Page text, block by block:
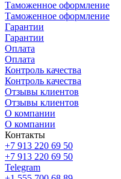
Таможенное оформление
Таможенное оформление
Гарантии
Гарантии
Оплата
Оплата
Контроль качества
Контроль качества
Отзывы клиентов
Отзывы клиентов
О компании
О компании
Контакты
+7 913 220 69 50
+7 913 220 69 50
Telegram